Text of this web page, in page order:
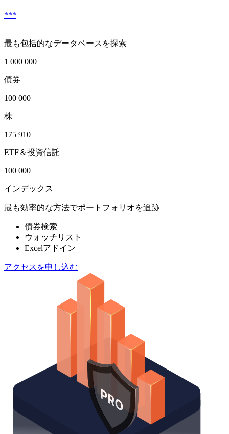
***
最も包括的なデータベースを探索
1 000 000
債券
100 000
株
175 910
ETF＆投資信託
100 000
インデックス
最も効率的な方法でポートフォリオを追跡
債券検索
ウォッチリスト
Excelアドイン
アクセスを申し込む